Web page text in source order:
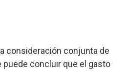
consideración conjunta de
concluir que el gasto